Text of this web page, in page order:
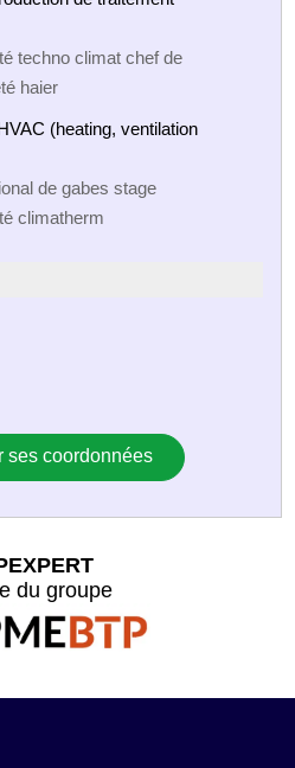
techno climat chef de
haier
(heating, ventilation
de gabes stage
climatherm
ses coordonnées
du groupe